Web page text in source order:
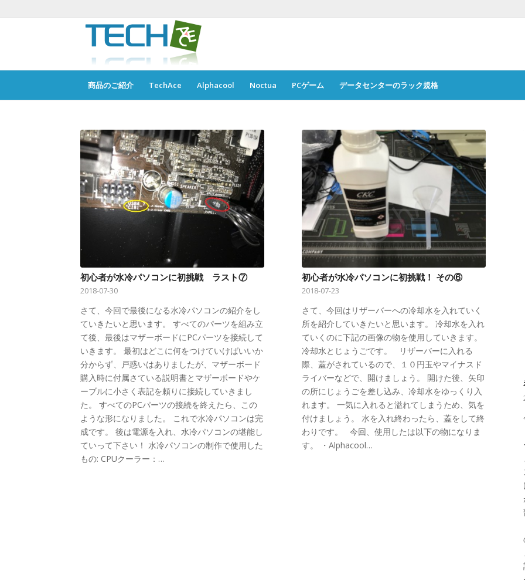
商品のご紹介 TechAce Alphacool Noctua PCゲーム データセンターのラック規格
初心者が水冷パソコンに初挑戦 ラスト⑦
2018-07-30
さて、今回で最後になる水冷パソコンの紹介をし
ていきたいと思います。 すべてのパーツを組み立
て後、最後はマザーボードにPCパーツを接続して
いきます。 最初はどこに何をつけていけばいいか
分からず、戸惑いはありましたが、マザーボード
購入時に付属さている説明書とマザーボードやケ
ーブルに小さく表記を頼りに接続していきまし
た。 すべてのPCパーツの接続を終えたら、この
ような形になりました。 これで水冷パソコンは完
成です。 後は電源を入れ、水冷パソコンの堪能し
ていって下さい！ 水冷パソコンの制作で使用した
もの: CPUクーラー：…
初心者が水冷パソコンに初挑戦！ その⑥
2018-07-23
さて、今回はリザーバーへの冷却水を入れていく
所を紹介していきたいと思います。 冷却水を入れ
ていくのに下記の画像の物を使用していきます。
冷却水とじょうごです。 リザーバーに入れる
際、蓋がされているので、１０円玉やマイナスド
ライバーなどで、開けましょう。 開けた後、矢印
の所にじょうごを差し込み、冷却水をゆっくり入
れます。 一気に入れると溢れてしまうため、気を
付けましょう。 水を入れ終わったら、蓋をして終
わりです。 今回、使用したは以下の物になりま
す。 ・Alphacool…